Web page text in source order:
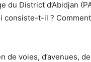
du District d’Abidjan
consiste-t-il ?
de voies, d’avenues,